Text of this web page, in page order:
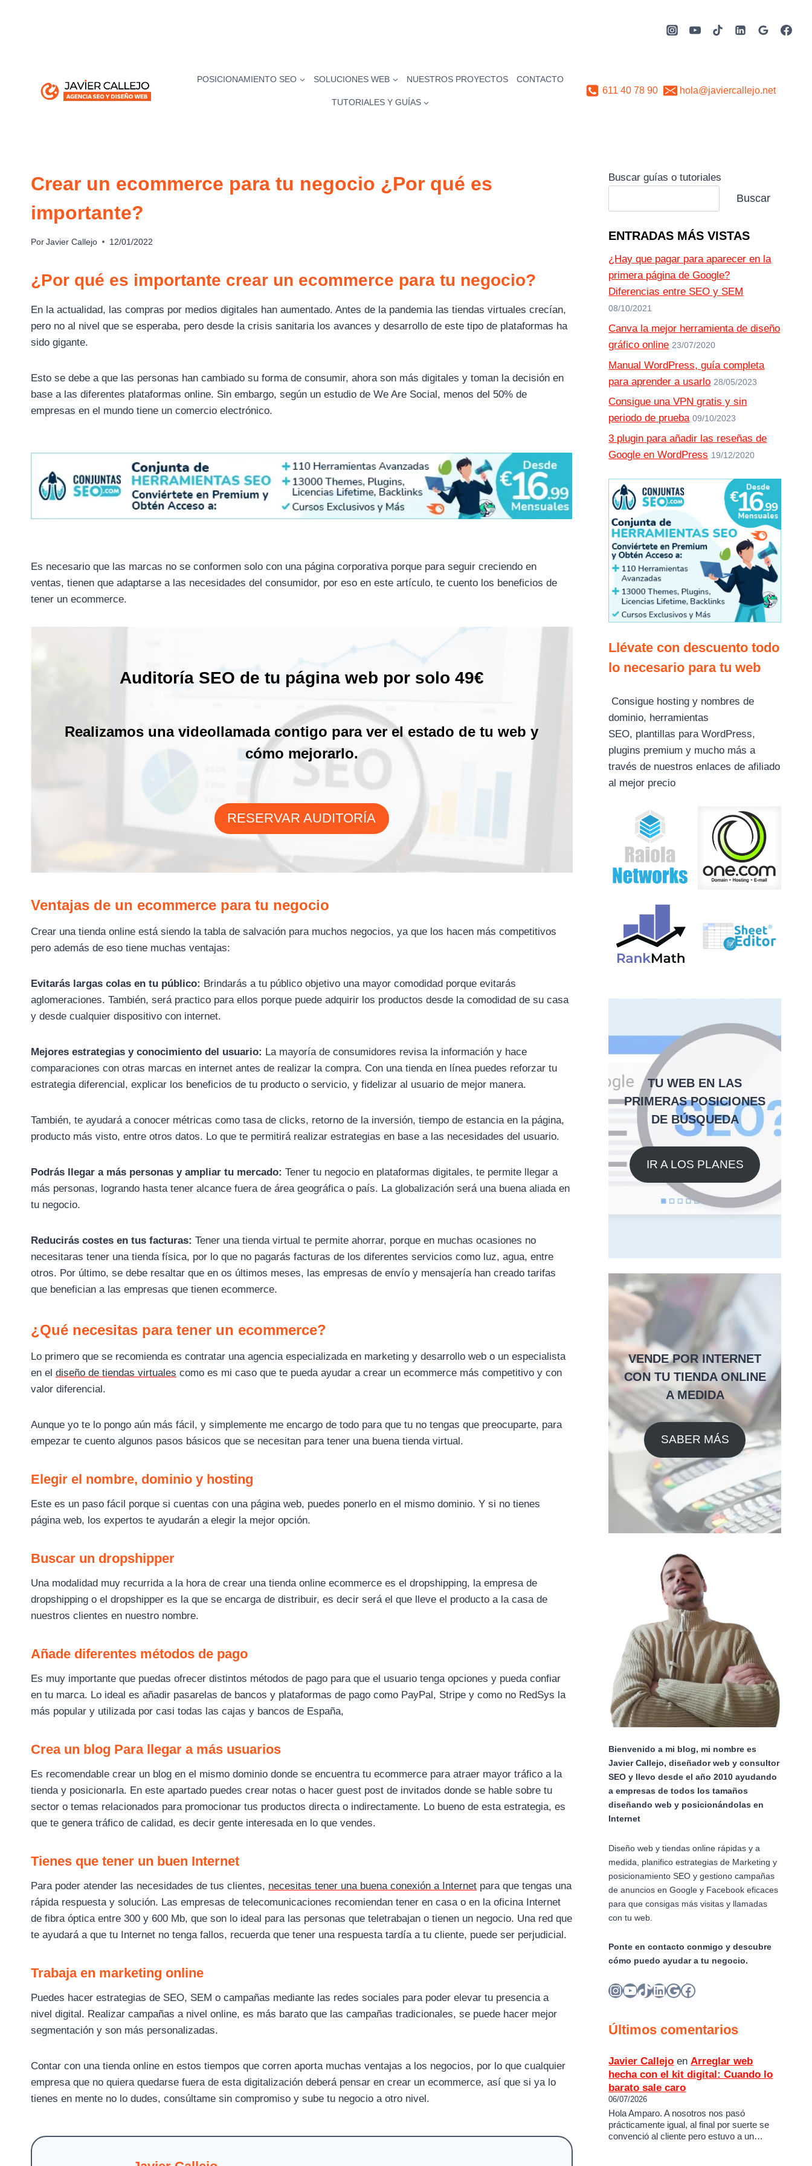
POSICIONAMIENTO SEO SOLUCIONES WEB NUESTROS PROYECTOS CONTACTO
TUTORIALES Y GUÍAS
611 40 78 90 hola@javiercallejo.net
Crear un ecommerce para tu negocio ¿Por qué es
importante?
Por Javier Callejo 12/01/2022
¿Por qué es importante crear un ecommerce para tu negocio?
En la actualidad, las compras por medios digitales han aumentado. Antes de la pandemia las tiendas virtuales crecían,
pero no al nivel que se esperaba, pero desde la crisis sanitaria los avances y desarrollo de este tipo de plataformas ha
sido gigante.
Esto se debe a que las personas han cambiado su forma de consumir, ahora son más digitales y toman la decisión en
base a las diferentes plataformas online. Sin embargo, según un estudio de We Are Social, menos del 50% de
empresas en el mundo tiene un comercio electrónico.
Es necesario que las marcas no se conformen solo con una página corporativa porque para seguir creciendo en
ventas, tienen que adaptarse a las necesidades del consumidor, por eso en este artículo, te cuento los beneficios de
tener un ecommerce.
Auditoría SEO de tu página web por solo 49€
Realizamos una videollamada contigo para ver el estado de tu web y
cómo mejorarlo.
RESERVAR AUDITORÍA
Ventajas de un ecommerce para tu negocio
Crear una tienda online está siendo la tabla de salvación para muchos negocios, ya que los hacen más competitivos
pero además de eso tiene muchas ventajas:
Evitarás largas colas en tu público: Brindarás a tu público objetivo una mayor comodidad porque evitarás
aglomeraciones. También, será practico para ellos porque puede adquirir los productos desde la comodidad de su casa
y desde cualquier dispositivo con internet.
Mejores estrategias y conocimiento del usuario: La mayoría de consumidores revisa la información y hace
comparaciones con otras marcas en internet antes de realizar la compra. Con una tienda en línea puedes reforzar tu
estrategia diferencial, explicar los beneficios de tu producto o servicio, y fidelizar al usuario de mejor manera.
También, te ayudará a conocer métricas como tasa de clicks, retorno de la inversión, tiempo de estancia en la página,
producto más visto, entre otros datos. Lo que te permitirá realizar estrategias en base a las necesidades del usuario.
Podrás llegar a más personas y ampliar tu mercado: Tener tu negocio en plataformas digitales, te permite llegar a
más personas, logrando hasta tener alcance fuera de área geográfica o país. La globalización será una buena aliada en
tu negocio.
Reducirás costes en tus facturas: Tener una tienda virtual te permite ahorrar, porque en muchas ocasiones no
necesitaras tener una tienda física, por lo que no pagarás facturas de los diferentes servicios como luz, agua, entre
otros. Por último, se debe resaltar que en os últimos meses, las empresas de envío y mensajería han creado tarifas
que benefician a las empresas que tienen ecommerce.
¿Qué necesitas para tener un ecommerce?
Lo primero que se recomienda es contratar una agencia especializada en marketing y desarrollo web o un especialista
en el diseño de tiendas virtuales como es mi caso que te pueda ayudar a crear un ecommerce más competitivo y con
valor diferencial.
Aunque yo te lo pongo aún más fácil, y simplemente me encargo de todo para que tu no tengas que preocuparte, para
empezar te cuento algunos pasos básicos que se necesitan para tener una buena tienda virtual.
Elegir el nombre, dominio y hosting
Este es un paso fácil porque si cuentas con una página web, puedes ponerlo en el mismo dominio. Y si no tienes
página web, los expertos te ayudarán a elegir la mejor opción.
Buscar un dropshipper
Una modalidad muy recurrida a la hora de crear una tienda online ecommerce es el dropshipping, la empresa de
dropshipping o el dropshipper es la que se encarga de distribuir, es decir será el que lleve el producto a la casa de
nuestros clientes en nuestro nombre.
Añade diferentes métodos de pago
Es muy importante que puedas ofrecer distintos métodos de pago para que el usuario tenga opciones y pueda confiar
en tu marca. Lo ideal es añadir pasarelas de bancos y plataformas de pago como PayPal, Stripe y como no RedSys la
más popular y utilizada por casi todas las cajas y bancos de España,
Crea un blog Para llegar a más usuarios
Es recomendable crear un blog en el mismo dominio donde se encuentra tu ecommerce para atraer mayor tráfico a la
tienda y posicionarla. En este apartado puedes crear notas o hacer guest post de invitados donde se hable sobre tu
sector o temas relacionados para promocionar tus productos directa o indirectamente. Lo bueno de esta estrategia, es
que te genera tráfico de calidad, es decir gente interesada en lo que vendes.
Tienes que tener un buen Internet
Para poder atender las necesidades de tus clientes, necesitas tener una buena conexión a Internet para que tengas una
rápida respuesta y solución. Las empresas de telecomunicaciones recomiendan tener en casa o en la oficina Internet
de fibra óptica entre 300 y 600 Mb, que son lo ideal para las personas que teletrabajan o tienen un negocio. Una red que
te ayudará a que tu Internet no tenga fallos, recuerda que tener una respuesta tardía a tu cliente, puede ser perjudicial.
Trabaja en marketing online
Puedes hacer estrategias de SEO, SEM o campañas mediante las redes sociales para poder elevar tu presencia a
nivel digital. Realizar campañas a nivel online, es más barato que las campañas tradicionales, se puede hacer mejor
segmentación y son más personalizadas.
Contar con una tienda online en estos tiempos que corren aporta muchas ventajas a los negocios, por lo que cualquier
empresa que no quiera quedarse fuera de esta digitalización deberá pensar en crear un ecommerce, así que si ya lo
tienes en mente no lo dudes, consúltame sin compromiso y sube tu negocio a otro nivel.
Buscar guías o tutoriales
Buscar
ENTRADAS MÁS VISTAS
¿Hay que pagar para aparecer en la
primera página de Google?
Diferencias entre SEO y SEM
08/10/2021
Canva la mejor herramienta de diseño
gráfico online 23/07/2020
Manual WordPress, guía completa
para aprender a usarlo 28/05/2023
Consigue una VPN gratis y sin
periodo de prueba 09/10/2023
3 plugin para añadir las reseñas de
Google en WordPress 19/12/2020
Llévate con descuento todo
lo necesario para tu web
Consigue hosting y nombres de
dominio, herramientas
SEO, plantillas para WordPress,
plugins premium y mucho más a
través de nuestros enlaces de afiliado
al mejor precio
TU WEB EN LAS
PRIMERAS POSICIONES
DE BÚSQUEDA
IR A LOS PLANES
VENDE POR INTERNET
CON TU TIENDA ONLINE
A MEDIDA
SABER MÁS
Bienvenido a mi blog, mi nombre es
Javier Callejo, diseñador web y consultor
SEO y llevo desde el año 2010 ayudando
a empresas de todos los tamaños
diseñando web y posicionándolas en
Internet
Diseño web y tiendas online rápidas y a
medida, planifico estrategias de Marketing y
posicionamiento SEO y gestiono campañas
de anuncios en Google y Facebook eficaces
para que consigas más visitas y llamadas
con tu web.
Ponte en contacto conmigo y descubre
cómo puedo ayudar a tu negocio.
Instagram
YouTube
TikTok
LinkedIn
Google
Facebook
Últimos comentarios
Javier Callejo enArreglar web
hecha con el kit digital: Cuando lo
barato sale caro
06/07/2026
Hola Amparo. A nosotros nos pasó
prácticamente igual, al final por suerte se
convenció al cliente pero estuvo a un…